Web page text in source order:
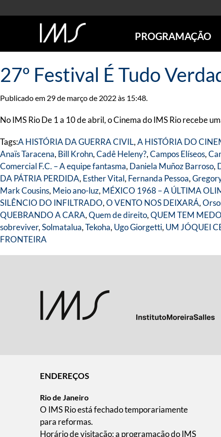
PROGRAMAÇÃO
SÃO PAULO
POÇOS DE CALDAS
EM CARTAZ
FUTURAS
ANTERIORES
TOURS VIRTUAIS
VISITAS MEDIADAS
27º Festival É Tudo
Publicado em 29 de março de 2022 às 15:48.
No IMS Rio De 1 a 10 de abril, o Cinema do IMS Rio recebe
Tags:A HISTÓRIA DA GUERRA CIVIL,A HISTÓRIA DO
Anaïs Taracena, Bill Krohn,Cadê Heleny?,Campos Elíseos,
Comercial F.C. – A equipe fantasma, Daniela Muñoz Barroso,
DA PÁTRIA PERDIDA, Esther Vital, Fernanda Pessoa,
Mark Cousins, Meio ano-luz, MÉXICO 1968 – A ÚLTIMA
SILÊNCIO DO INFILTRADO,O VENTO NOS DEIXARÁ,
QUEBRANDO A CARA,Quem de direito,QUEM TEM
sobreviver,Solmatalua,Tekoha, Ugo Giorgetti, UM JÓQUEI
FRONTEIRA
ENDEREÇOS
Rio de Janeiro
O IMS Rio está fechado temporariamente
para reformas.
Horário de visitação: a programação do IMS